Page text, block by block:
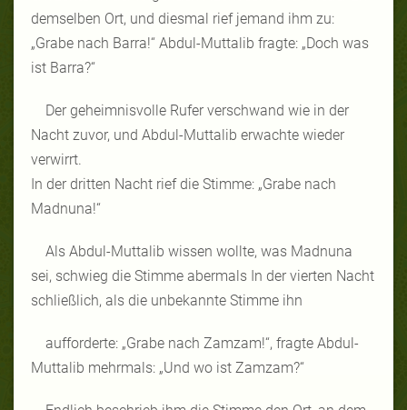
demselben Ort, und diesmal rief jemand ihm zu:
„Grabe nach Barra!“ Abdul-Muttalib fragte: „Doch was
ist Barra?“
Der geheimnisvolle Rufer verschwand wie in der
Nacht zuvor, und Abdul-Muttalib erwachte wieder
verwirrt.
In der dritten Nacht rief die Stimme: „Grabe nach
Madnuna!“
Als Abdul-Muttalib wissen wollte, was Madnuna
sei, schwieg die Stimme abermals In der vierten Nacht
schließlich, als die unbekannte Stimme ihn
aufforderte: „Grabe nach Zamzam!“, fragte Abdul-
Muttalib mehrmals: „Und wo ist Zamzam?“